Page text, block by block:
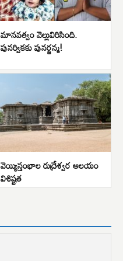
మానవత్వం వెల్లువిరిసింది.
పునర్వికకు పునర్జన్మ!
వెయ్యిస్తంభాల రుద్రేశ్వర ఆలయం
విశిష్టత